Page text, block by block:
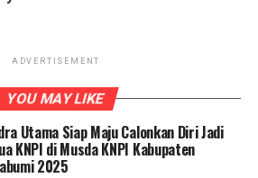
ADVERTISEMENT
YOU MAY LIKE
Utama Siap Maju Calonkan Diri Jadi
KNPI di Musda KNPI Kabupaten
2025